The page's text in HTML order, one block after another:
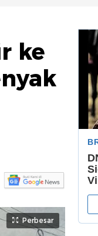
ke
Perbesar